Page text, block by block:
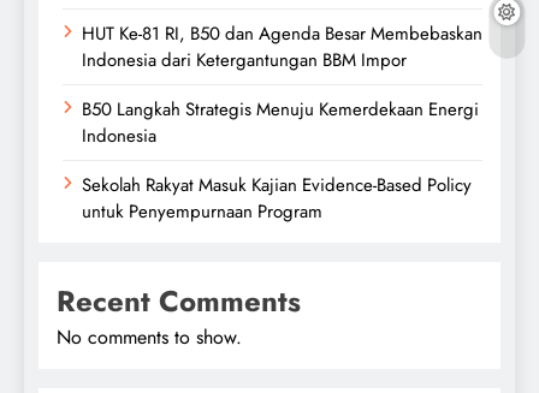
HUT Ke-81 RI, B50 dan Agenda Besar Membebaskan
Indonesia dari Ketergantungan BBM Impor
B50 Langkah Strategis Menuju Kemerdekaan Energi
Indonesia
Sekolah Rakyat Masuk Kajian Evidence-Based Policy
untuk Penyempurnaan Program
Recent Comments
No comments to show.